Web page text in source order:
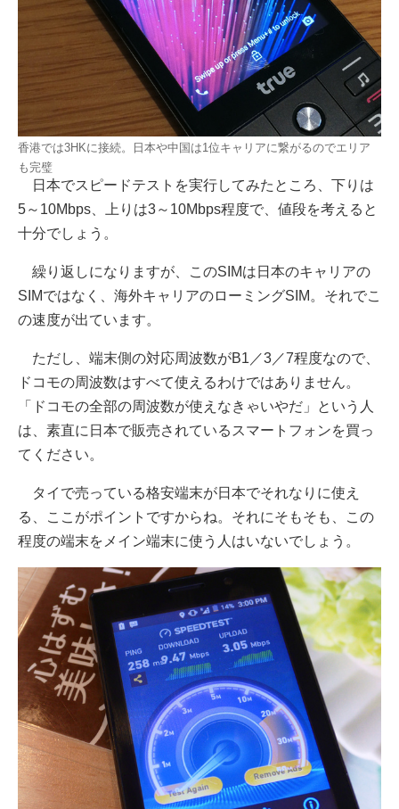
香港では3HKに接続。日本や中国は1位キャリアに繋がるのでエリア
も完璧
日本でスピードテストを実行してみたところ、下りは
5～10Mbps、上りは3～10Mbps程度で、値段を考えると
十分でしょう。
繰り返しになりますが、このSIMは日本のキャリアの
SIMではなく、海外キャリアのローミングSIM。それでこ
の速度が出ています。
ただし、端末側の対応周波数がB1／3／7程度なので、
ドコモの周波数はすべて使えるわけではありません。
「ドコモの全部の周波数が使えなきゃいやだ」という人
は、素直に日本で販売されているスマートフォンを買っ
てください。
タイで売っている格安端末が日本でそれなりに使え
る、ここがポイントですからね。それにそもそも、この
程度の端末をメイン端末に使う人はいないでしょう。